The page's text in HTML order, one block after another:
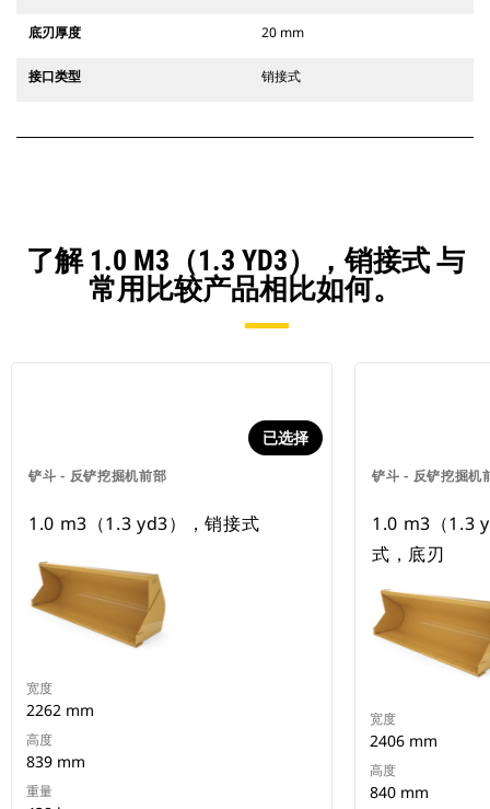
底刃厚度 20 mm
接口类型 销接式
了解 1.0 M3（1.3 YD3），销接式 与
常用比较产品相比如何。
铲斗 - 反铲挖掘机前部
已选择
1.0 m3（1.3 yd3），销接式
宽度
2262 mm
高度
839 mm
重量
铲斗 - 反铲挖掘机
1.0 m3（1.3
式，底刃
宽度
2406 mm
高度
840 mm